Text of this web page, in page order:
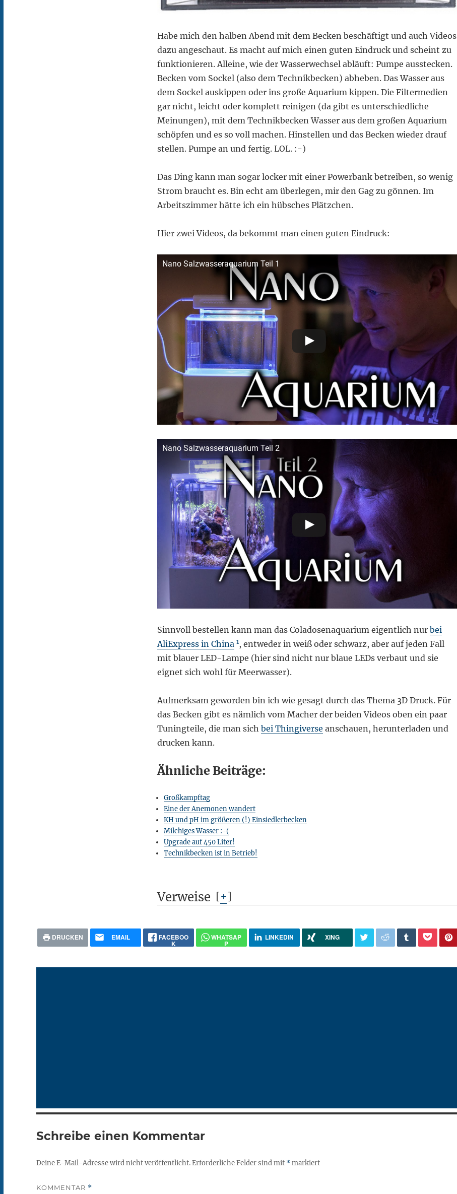
Habe mich den halben Abend mit dem Becken beschäftigt und auch Videos
dazu angeschaut. Es macht auf mich einen guten Eindruck und scheint zu
funktionieren. Alleine, wie der Wasserwechsel abläuft: Pumpe ausstecken.
Becken vom Sockel (also dem Technikbecken) abheben. Das Wasser aus
dem Sockel auskippen oder ins große Aquarium kippen. Die Filtermedien
gar nicht, leicht oder komplett reinigen (da gibt es unterschiedliche
Meinungen), mit dem Technikbecken Wasser aus dem großen Aquarium
schöpfen und es so voll machen. Hinstellen und das Becken wieder drauf
stellen. Pumpe an und fertig. LOL. :-)
Das Ding kann man sogar locker mit einer Powerbank betreiben, so wenig
Strom braucht es. Bin echt am überlegen, mir den Gag zu gönnen. Im
Arbeitszimmer hätte ich ein hübsches Plätzchen.
Hier zwei Videos, da bekommt man einen guten Eindruck:
Nano Salzwasseraquarium Teil 1
Nano Salzwasseraquarium Teil 2
Sinnvoll bestellen kann man das Coladosenaquarium eigentlich nur bei
AliExpress in China 1 , entweder in weiß oder schwarz, aber auf jeden Fall
mit blauer LED-Lampe (hier sind nicht nur blaue LEDs verbaut und sie
eignet sich wohl für Meerwasser).
Aufmerksam geworden bin ich wie gesagt durch das Thema 3D Druck. Für
das Becken gibt es nämlich vom Macher der beiden Videos oben ein paar
Tuningteile, die man sich bei Thingiverse anschauen, herunterladen und
drucken kann.
Ähnliche Beiträge:
Großkampftag
Eine der Anemonen wandert
KH und pH im größeren (!) Einsiedlerbecken
Milchiges Wasser :-(
Upgrade auf 450 Liter!
Technikbecken ist in Betrieb!
Verweise [+]
DRUCKEN EMAIL FACEBOO
K
WHATSAP
P
LINKEDIN XING
Schreibe einen Kommentar
Deine E-Mail-Adresse wird nicht veröffentlicht.Erforderliche Felder sind mit *markiert
KOMMENTAR *